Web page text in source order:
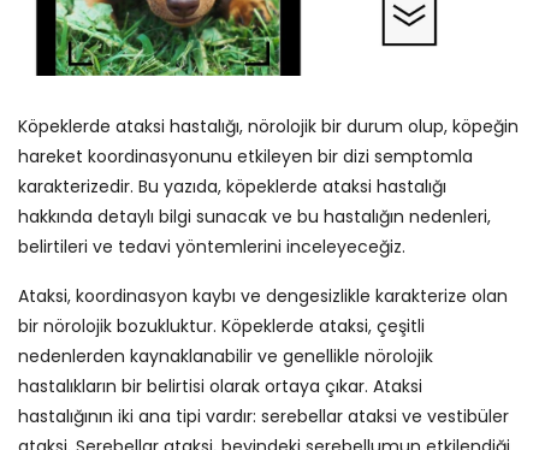
Köpeklerde ataksi hastalığı, nörolojik bir durum olup, köpeğin
hareket koordinasyonunu etkileyen bir dizi semptomla
karakterizedir. Bu yazıda, köpeklerde ataksi hastalığı
hakkında detaylı bilgi sunacak ve bu hastalığın nedenleri,
belirtileri ve tedavi yöntemlerini inceleyeceğiz.
Ataksi, koordinasyon kaybı ve dengesizlikle karakterize olan
bir nörolojik bozukluktur. Köpeklerde ataksi, çeşitli
nedenlerden kaynaklanabilir ve genellikle nörolojik
hastalıkların bir belirtisi olarak ortaya çıkar. Ataksi
hastalığının iki ana tipi vardır: serebellar ataksi ve vestibüler